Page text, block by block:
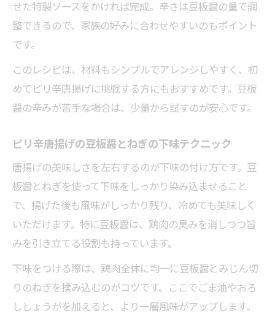
せた特製ソースをかければ完成。辛さは豆板醤の量で調
整できるので、家族の好みに合わせやすいのもポイント
です。
このレシピは、材料もシンプルでアレンジしやすく、初
めてピリ辛唐揚げに挑戦する方にもおすすめです。豆板
醤の辛みが苦手な場合は、少量から試すのが安心です。
ピリ辛唐揚げの豆板醤とねぎの下味テクニック
唐揚げの美味しさを左右するのが下味の付け方です。豆
板醤とねぎを使って下味をしっかり染み込ませること
で、揚げた後も風味がしっかり残り、冷めても美味しく
いただけます。特に豆板醤は、鶏肉の臭みを消しつつ旨
みを引き立てる役割も持っています。
下味をつける際は、鶏肉全体に均一に豆板醤とみじん切
りのねぎを揉み込むのがコツです。ここでごま油やおろ
ししょうがを加えると、より一層風味がアップします。